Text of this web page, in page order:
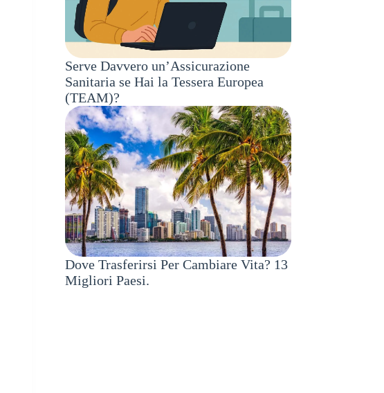
Serve Davvero un’Assicurazione
Sanitaria se Hai la Tessera Europea
(TEAM)?
Dove Trasferirsi Per Cambiare Vita? 13
Migliori Paesi.